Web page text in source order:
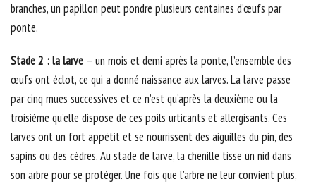
branches, un papillon peut pondre plusieurs centaines d’œufs par
ponte.
Stade 2 : la larve – un mois et demi après la ponte, l’ensemble des
œufs ont éclot, ce qui a donné naissance aux larves. La larve passe
par cinq mues successives et ce n’est qu’après la deuxième ou la
troisième qu’elle dispose de ces poils urticants et allergisants. Ces
larves ont un fort appétit et se nourrissent des aiguilles du pin, des
sapins ou des cèdres. Au stade de larve, la chenille tisse un nid dans
son arbre pour se protéger. Une fois que l’arbre ne leur convient plus,